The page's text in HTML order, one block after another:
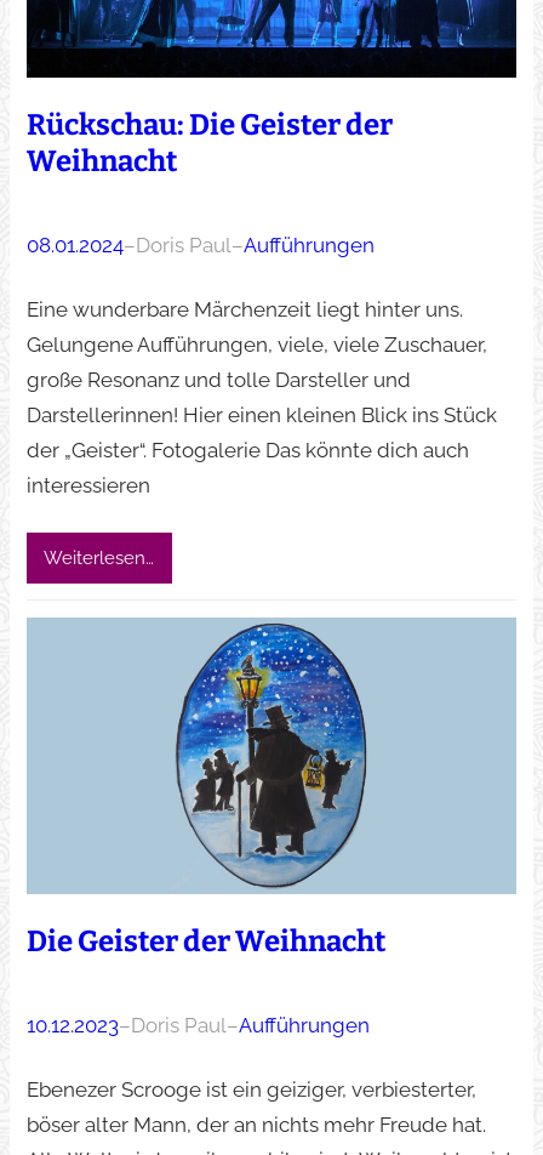
Rückschau: Die Geister der
Weihnacht
08.01.2024–Doris Paul–Aufführungen
Eine wunderbare Märchenzeit liegt hinter uns.
Gelungene Aufführungen, viele, viele Zuschauer,
große Resonanz und tolle Darsteller und
Darstellerinnen! Hier einen kleinen Blick ins Stück
der „Geister“. Fotogalerie Das könnte dich auch
interessieren
Weiterlesen…
Die Geister der Weihnacht
10.12.2023–Doris Paul–Aufführungen
Ebenezer Scrooge ist ein geiziger, verbiesterter,
böser alter Mann, der an nichts mehr Freude hat.